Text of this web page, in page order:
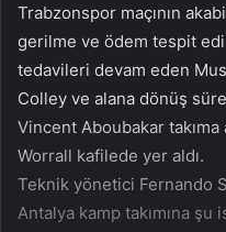
Trabzonspor maçının
gerilme ve ödem tespit
tedavileri devam eden
Colley ve alana dönüş
Vincent Aboubakar
Worrall kafilede yer aldı.
Teknik yönetici Fernando
Antalya kamp takımına